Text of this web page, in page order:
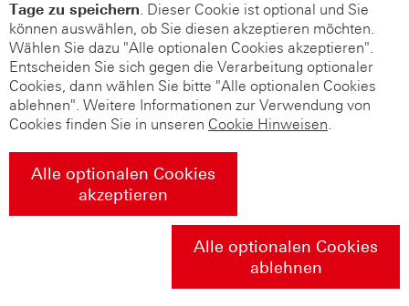
Tage zu speichern. Dieser Cookie ist optional und Sie
können auswählen, ob Sie diesen akzeptieren möchten.
Wählen Sie dazu "Alle optionalen Cookies akzeptieren".
Entscheiden Sie sich gegen die Verarbeitung optionaler
Cookies, dann wählen Sie bitte "Alle optionalen Cookies
ablehnen". Weitere Informationen zur Verwendung von
Cookies finden Sie in unseren Cookie Hinweisen.
Alle optionalen Cookies
akzeptieren
Alle optionalen Cookies
ablehnen